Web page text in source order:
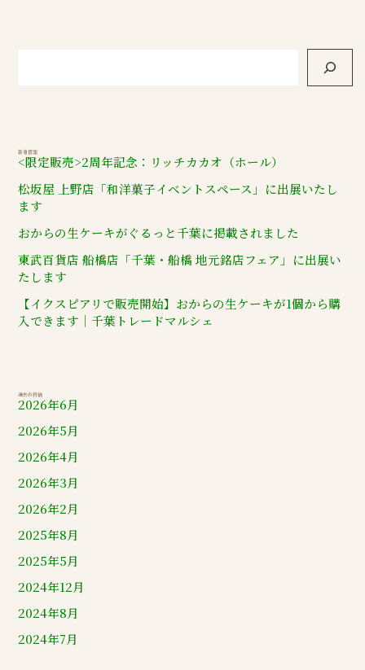
新着情報
<限定販売>2周年記念：リッチカカオ（ホール）
松坂屋 上野店「和洋菓子イベントスペース」に出展いたし
ます
おからの生ケーキがぐるっと千葉に掲載されました
東武百貨店 船橋店「千葉・船橋 地元銘店フェア」に出展い
たします
【イクスピアリで販売開始】おからの生ケーキが1個から購
入できます｜千葉トレードマルシェ
過去の投稿
2026年6月
2026年5月
2026年4月
2026年3月
2026年2月
2025年8月
2025年5月
2024年12月
2024年8月
2024年7月